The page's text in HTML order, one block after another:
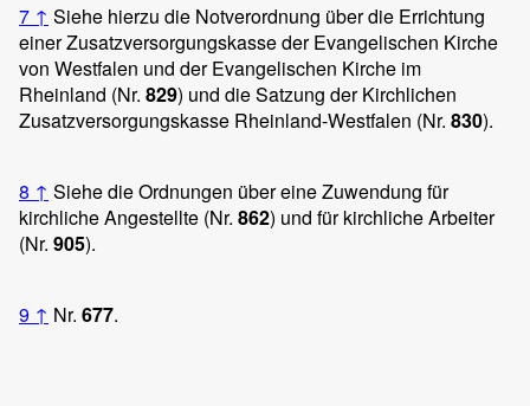
7 ↑ Siehe hierzu die Notverordnung über die Errichtung
einer Zusatzversorgungskasse der Evangelischen Kirche
von Westfalen und der Evangelischen Kirche im
Rheinland (Nr. 829) und die Satzung der Kirchlichen
Zusatzversorgungskasse Rheinland-Westfalen (Nr. 830).
8 ↑ Siehe die Ordnungen über eine Zuwendung für
kirchliche Angestellte (Nr. 862) und für kirchliche Arbeiter
(Nr. 905).
9 ↑ Nr. 677.